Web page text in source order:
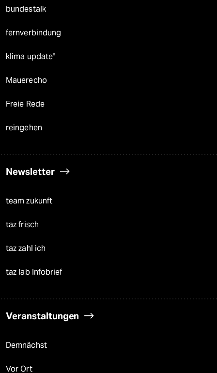
bundestalk
fernverbindung
klima update°
Mauerecho
Freie Rede
reingehen
Newsletter
team zukunft
taz frisch
taz zahl ich
taz lab Infobrief
Veranstaltungen
Demnächst
Vor Ort